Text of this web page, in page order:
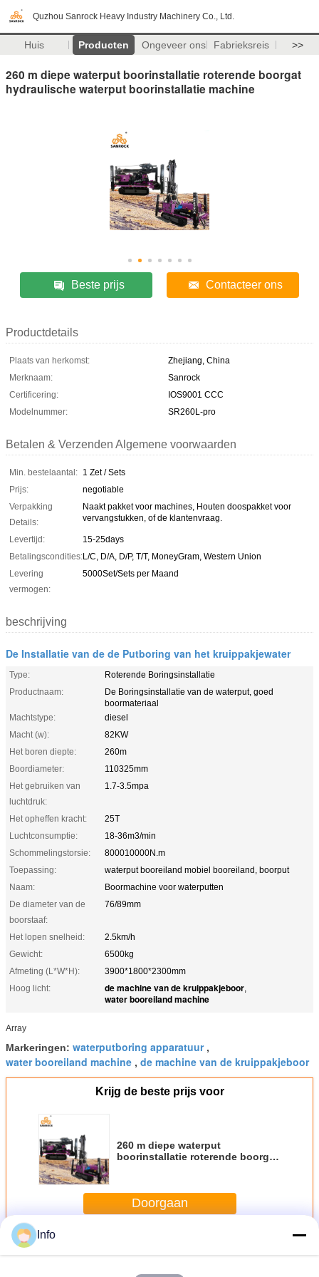
Quzhou Sanrock Heavy Industry Machinery Co., Ltd.
Huis Producten Ongeveer ons Fabrieksreis >>
260 m diepe waterput boorinstallatie roterende boorgat
hydraulische waterput boorinstallatie machine
Beste prijs Contacteer ons
Productdetails
Plaats van herkomst:
Zhejiang, China
Merknaam:
Sanrock
Certificering:
IOS9001 CCC
Modelnummer:
SR260L-pro
Betalen & Verzenden Algemene voorwaarden
Min. bestelaantal: 1 Zet / Sets
Prijs:
negotiable
Verpakking
Details:
Naakt pakket voor machines, Houten doospakket voor
vervangstukken, of de klantenvraag.
Levertijd:
15-25days
Betalingscondities:L/C, D/A, D/P, T/T, MoneyGram, Western Union
Levering
vermogen:
5000Set/Sets per Maand
beschrijving
De Installatie van de de Putboring van het kruippakjewater
Type:
Roterende Boringsinstallatie
Productnaam:
De Boringsinstallatie van de waterput, goed
boormateriaal
Machtstype:
diesel
Macht (w):
82KW
Het boren diepte:
260m
Boordiameter:
110325mm
Het gebruiken van
luchtdruk:
1.7-3.5mpa
Het opheffen kracht:
25T
Luchtconsumptie:
18-36m3/min
Schommelingstorsie:
800010000N.m
Toepassing:
waterput booreiland mobiel booreiland, boorput
Naam:
Boormachine voor waterputten
De diameter van de
boorstaaf:
76/89mm
Het lopen snelheid:
2.5km/h
Gewicht:
6500kg
Afmeting (L*W*H):
3900*1800*2300mm
Hoog licht:
de machine van de kruippakjeboor,
water booreiland machine
Array
Markeringen: waterputboring apparatuur,
water booreiland machine , de machine van de kruippakjeboor
Krijg de beste prijs voor
260 m diepe waterput
boorinstallatie roterende boorgat
Doorgaan
Meer
De Installatie van de de Putboring van het kruippakjewater
Info